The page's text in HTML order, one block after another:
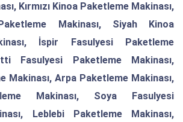
Kırmızı Kinoa Paketleme Makinası,
Makinası, Siyah Kinoa
İspir Fasulyesi Paketleme
Fasulyesi Paketleme Makinası,
Makinası, Arpa Paketleme Makinası,
Makinası, Soya Fasulyesi
Leblebi Paketleme Makinası,